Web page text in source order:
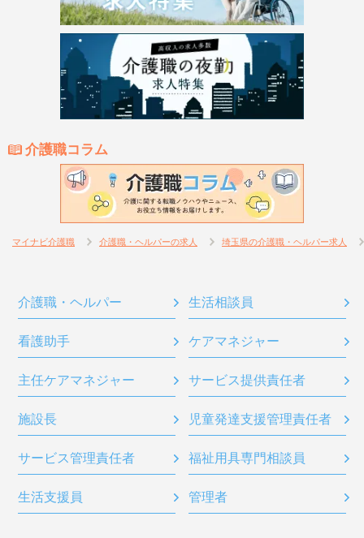
介護職コラム
マイナビ介護職 介護職・ヘルパーの求人 埼玉県の介護職・ヘルパー求人
介護職・ヘルパー 生活相談員
看護助手 ケアマネジャー
主任ケアマネジャー サービス提供責任者
施設長 児童発達支援管理責任者
サービス管理責任者 福祉用具専門相談員
生活支援員 管理者